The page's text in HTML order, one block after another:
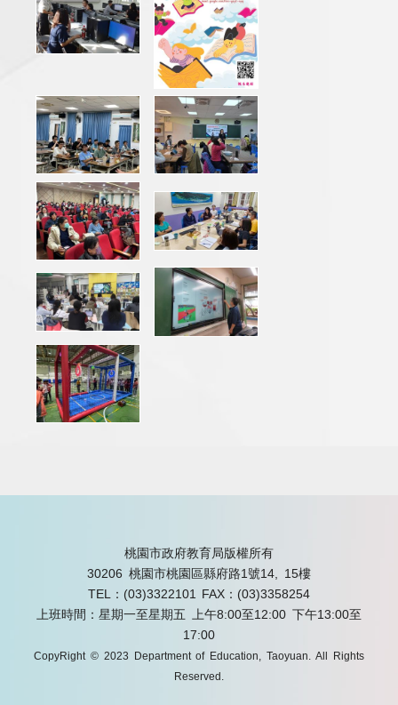
桃園市政府教育局版權所有
30206 桃園市桃園區縣府路1號14, 15樓
TEL：(03)3322101
FAX：(03)3358254
上班時間：星期一至星期五 上午8:00至12:00 下午13:00至
17:00
CopyRight © 2023 Department of Education, Taoyuan. All Rights
Reserved.